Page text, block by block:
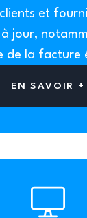
et
jour,
de la facture
EN SAVOIR +